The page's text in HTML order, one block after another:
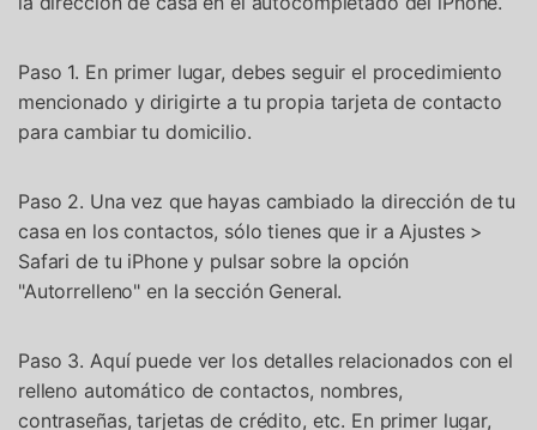
Paso 1. En primer lugar, debes seguir el procedimiento
mencionado y dirigirte a tu propia tarjeta de contacto
para cambiar tu domicilio.
Paso 2. Una vez que hayas cambiado la dirección de tu
casa en los contactos, sólo tienes que ir a Ajustes >
Safari de tu iPhone y pulsar sobre la opción
"Autorrelleno" en la sección General.
Paso 3. Aquí puede ver los detalles relacionados con el
relleno automático de contactos, nombres,
contraseñas, tarjetas de crédito, etc. En primer lugar,